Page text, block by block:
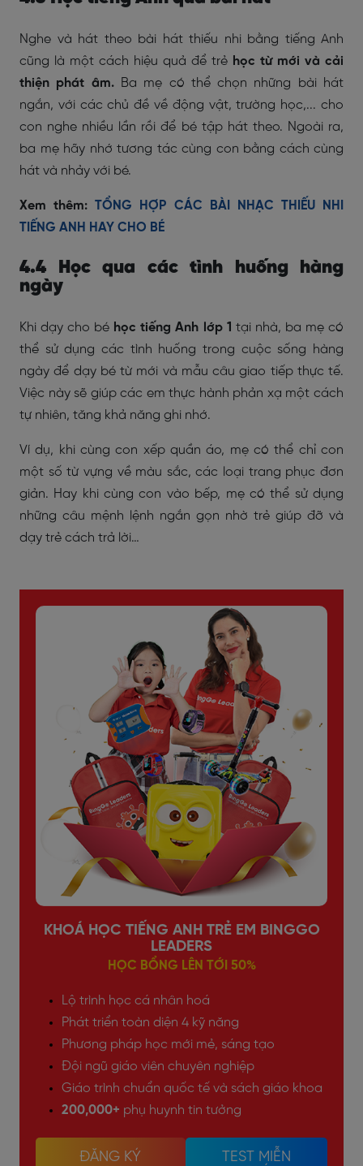
Nghe và hát theo bài hát thiếu nhi bằng tiếng Anh
cũng là một cách hiệu quả để trẻ học từ mới và cải
thiện phát âm. Ba mẹ có thể chọn những bài hát
ngắn, với các chủ đề về động vật, trường học,... cho
con nghe nhiều lần rồi để bé tập hát theo. Ngoài ra,
ba mẹ hãy nhớ tương tác cùng con bằng cách cùng
hát và nhảy với bé.
Xem thêm: TỔNG HỢP CÁC BÀI NHẠC THIẾU NHI
TIẾNG ANH HAY CHO BÉ
4.4 Học qua các tình huống hàng
ngày
Khi dạy cho bé học tiếng Anh lớp 1 tại nhà, ba mẹ có
thể sử dụng các tình huống trong cuộc sống hàng
ngày để dạy bé từ mới và mẫu câu giao tiếp thực tế.
Việc này sẽ giúp các em thực hành phản xạ một cách
tự nhiên, tăng khả năng ghi nhớ.
Ví dụ, khi cùng con xếp quần áo, mẹ có thể chỉ con
một số từ vựng về màu sắc, các loại trang phục đơn
giản. Hay khi cùng con vào bếp, mẹ có thể sử dụng
những câu mệnh lệnh ngắn gọn nhờ trẻ giúp đỡ và
dạy trẻ cách trả lời…
KHOÁ HỌC TIẾNG ANH TRẺ EM BINGGO
LEADERS
HỌC BỔNG LÊN TỚI 50%
Lộ trình học cá nhân hoá
Phát triển toàn diện 4 kỹ năng
Phương pháp học mới mẻ, sáng tạo
Đội ngũ giáo viên chuyên nghiệp
Giáo trình chuẩn quốc tế và sách giáo khoa
200,000+ phụ huynh tin tưởng
ĐĂNG KÝ
TEST MIỄN